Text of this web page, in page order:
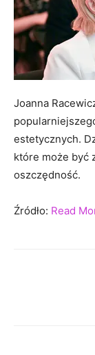
Joanna
estetycznych.
które może być
oszczędność.
Źródło: Read